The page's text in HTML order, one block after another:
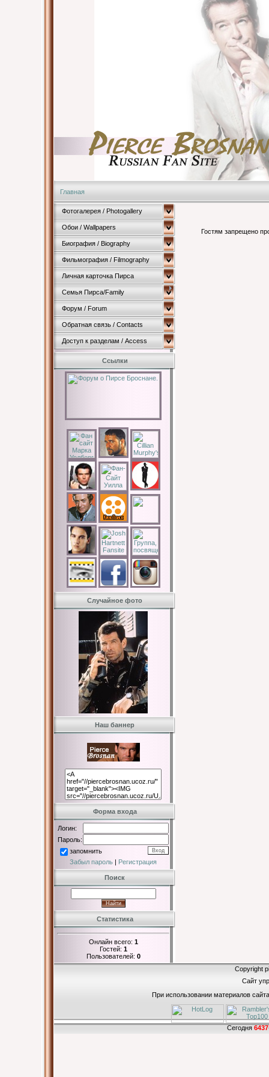
Главная
Фотогалерея / Photogallery
Обои / Wallpapers
Биография / Biography
Фильмография / Filmography
Личная карточка Пирса
Семья Пирса/Family
Форум / Forum
Обратная связь / Contacts
Доступ к разделам / Access
Ссылки
Случайное фото
Наш баннер
Форма входа
Логин:
Пароль:
запомнить
Забыл пароль | Регистрация
Поиск
Статистика
Онлайн всего: 1
Гостей: 1
Пользователей: 0
Гостям запрещено
Copyright
Сайт
При использовании материалов
Сегодня 6437